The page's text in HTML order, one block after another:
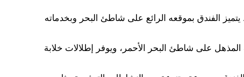
الفندق بموقعه الرائع على شاطئ البحر وبخدماته
على شاطئ البحر الأحمر، ويوفر إطلالات خلابة